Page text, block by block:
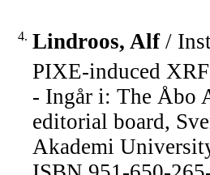
4. Lindroos, Alf/
PIXE-induced
- Ingår i: The Åbo
editorial board,
Akademi